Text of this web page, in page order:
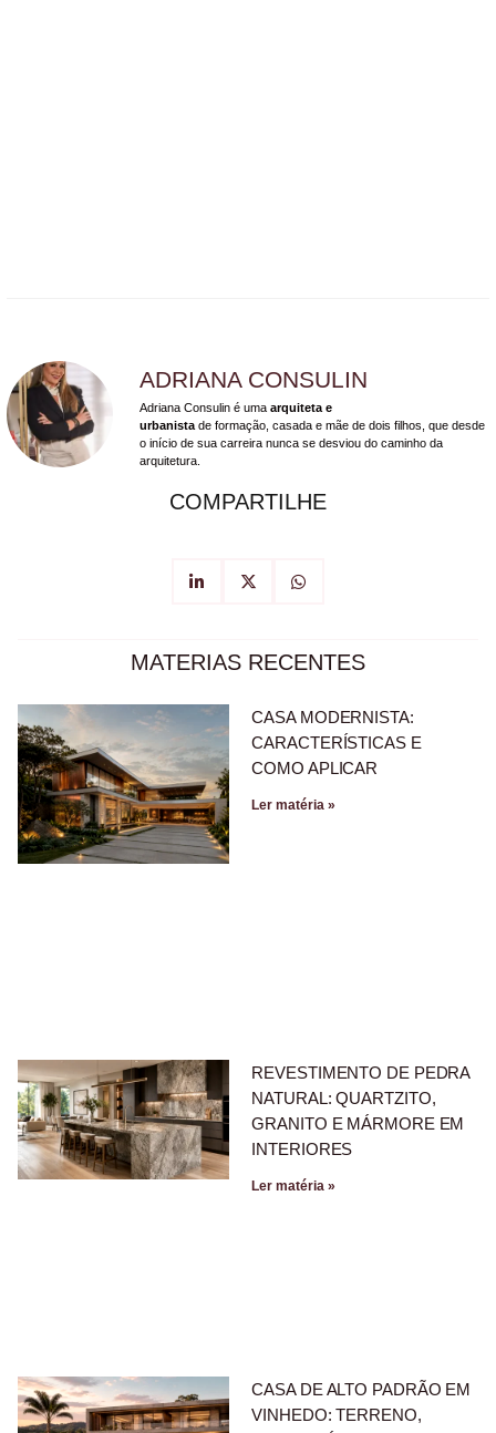
ADRIANA CONSULIN
Adriana Consulin é uma arquiteta e
urbanista de formação, casada e mãe de dois filhos, que desde
o início de sua carreira nunca se desviou do caminho da
arquitetura.
COMPARTILHE
MATERIAS RECENTES
CASA MODERNISTA:
CARACTERÍSTICAS E
COMO APLICAR
Ler matéria »
REVESTIMENTO DE PEDRA
NATURAL: QUARTZITO,
GRANITO E MÁRMORE EM
INTERIORES
Ler matéria »
CASA DE ALTO PADRÃO EM
VINHEDO: TERRENO,